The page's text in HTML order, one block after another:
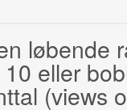
løbende
eller
(views